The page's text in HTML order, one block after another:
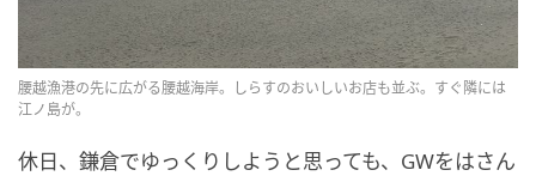
腰越漁港の先に広がる腰越海岸。しらすのおいしいお店も並ぶ。すぐ隣には
江ノ島が。
休日、鎌倉でゆっくりしようと思っても、GWをはさん